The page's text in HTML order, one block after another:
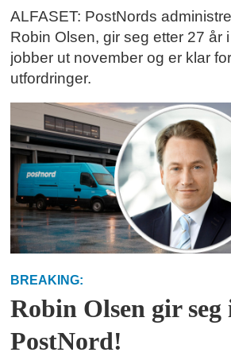
ALFASET: PostNords
Robin Olsen, gir seg etter 27 år
jobber ut november og er klar
utfordringer.
BREAKING:
Robin Olsen gir seg
PostNord!